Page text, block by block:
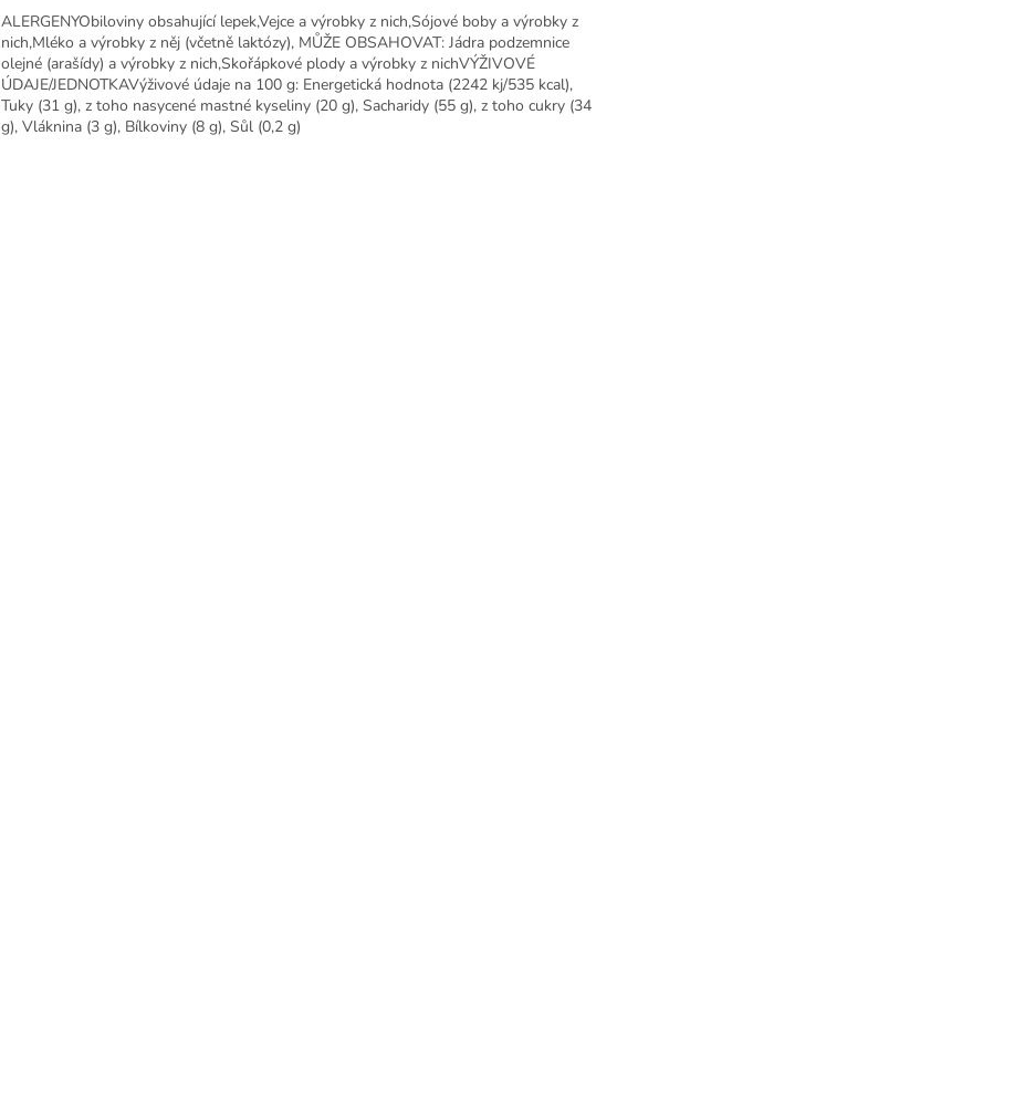
ALERGENYObiloviny obsahující lepek,Vejce a výrobky z nich,Sójové boby a výrobky z
nich,Mléko a výrobky z něj (včetně laktózy), MŮŽE OBSAHOVAT: Jádra podzemnice
olejné (arašídy) a výrobky z nich,Skořápkové plody a výrobky z nichVÝŽIVOVÉ
ÚDAJE/JEDNOTKAVýživové údaje na 100 g: Energetická hodnota (2242 kj/535 kcal),
Tuky (31 g), z toho nasycené mastné kyseliny (20 g), Sacharidy (55 g), z toho cukry (34
g), Vláknina (3 g), Bílkoviny (8 g), Sůl (0,2 g)